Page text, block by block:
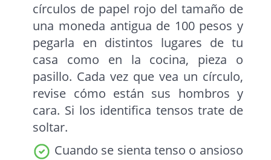
círculos de papel rojo del tamaño de
una moneda antigua de 100 pesos y
pegarla en distintos lugares de tu
casa como en la cocina, pieza o
pasillo. Cada vez que vea un círculo,
revise cómo están sus hombros y
cara. Si los identifica tensos trate de
soltar.
Cuando se sienta tenso o ansioso